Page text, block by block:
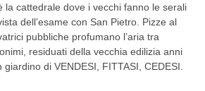
la cattedrale dove i vecchi fanno le serali
dell’esame con San Pietro. Pizze al
pubbliche profumano l’aria tra
residuati della vecchia edilizia anni
giardino di VENDESI, FITTASI, CEDESI.